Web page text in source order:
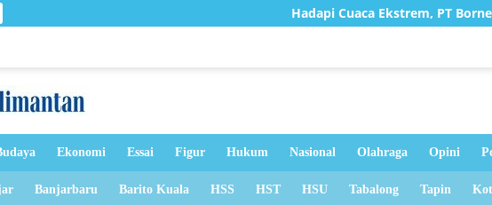
Hadapi Cuaca Ekstrem, PT Borneo
Ekonomi Essai Figur Hukum Nasional Olahraga Opini
Banjarbaru Barito Kuala HSS HST HSU Tabalong Tapin